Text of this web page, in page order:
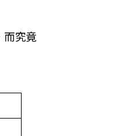
而究竟